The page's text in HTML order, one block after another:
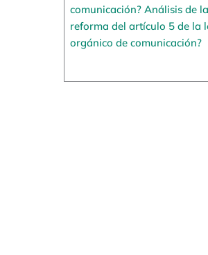
comunicación? Análisis de la
reforma del artículo 5 de la
orgánico de comunicación?